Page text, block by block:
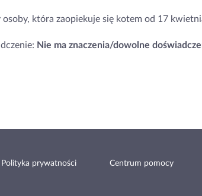
osoby, która zaopiekuje się kotem od 17
Nie ma znaczenia/dowolne
Polityka prywatności Centrum pomocy